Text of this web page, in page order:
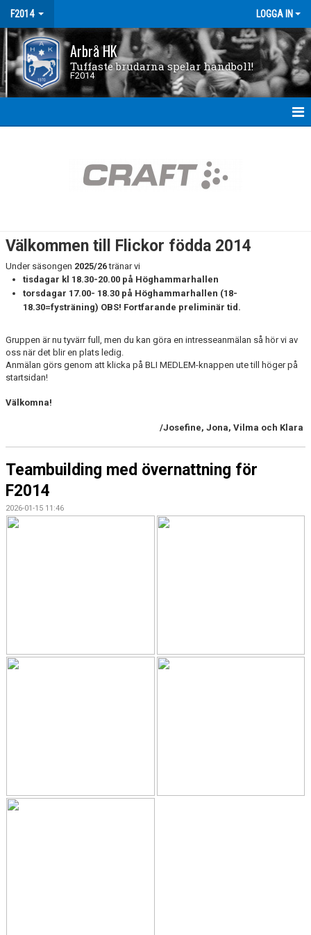
F2014 LOGGA IN
Arbrå HK
Tuffaste brudarna spelar handboll!
F2014
BILDGALLERI
KONTAKT
Välkommen till Flickor födda 2014
Under säsongen 2025/26tränar vi
tisdagar kl 18.30-20.00 på Höghammarhallen
torsdagar 17.00- 18.30 på Höghammarhallen (18-
18.30=fysträning) OBS! Fortfarande preliminär tid.
Gruppen är nu tyvärr full, men du kan göra en intresseanmälan så hör vi av
oss när det blir en plats ledig.
Anmälan görs genom att klicka på BLI MEDLEM-knappen ute till höger på
startsidan!
Välkomna!
/Josefine, Jona, Vilma och Klara
Teambuilding med övernattning för
F2014
2026-01-15 11:46